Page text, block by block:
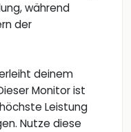
während
der
deinem
Monitor ist
Leistung
Nutze diese